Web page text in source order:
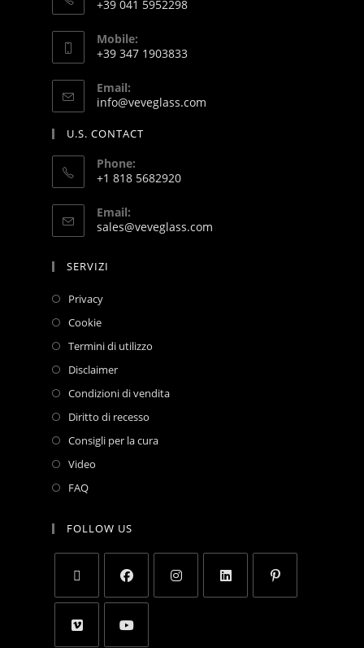
+39 041 5952298
Mobile:
+39 347 1903833
Email:
info@veveglass.com
U.S. CONTACT
Phone:
+1 818 5682920
Email:
sales@veveglass.com
SERVIZI
Privacy
Cookie
Termini di utilizzo
Disclaimer
Condizioni di vendita
Diritto di recesso
Consigli per la cura
Video
FAQ
FOLLOW US